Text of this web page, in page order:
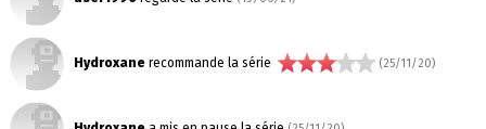
Hydroxanerecommande la série (25/11/20)